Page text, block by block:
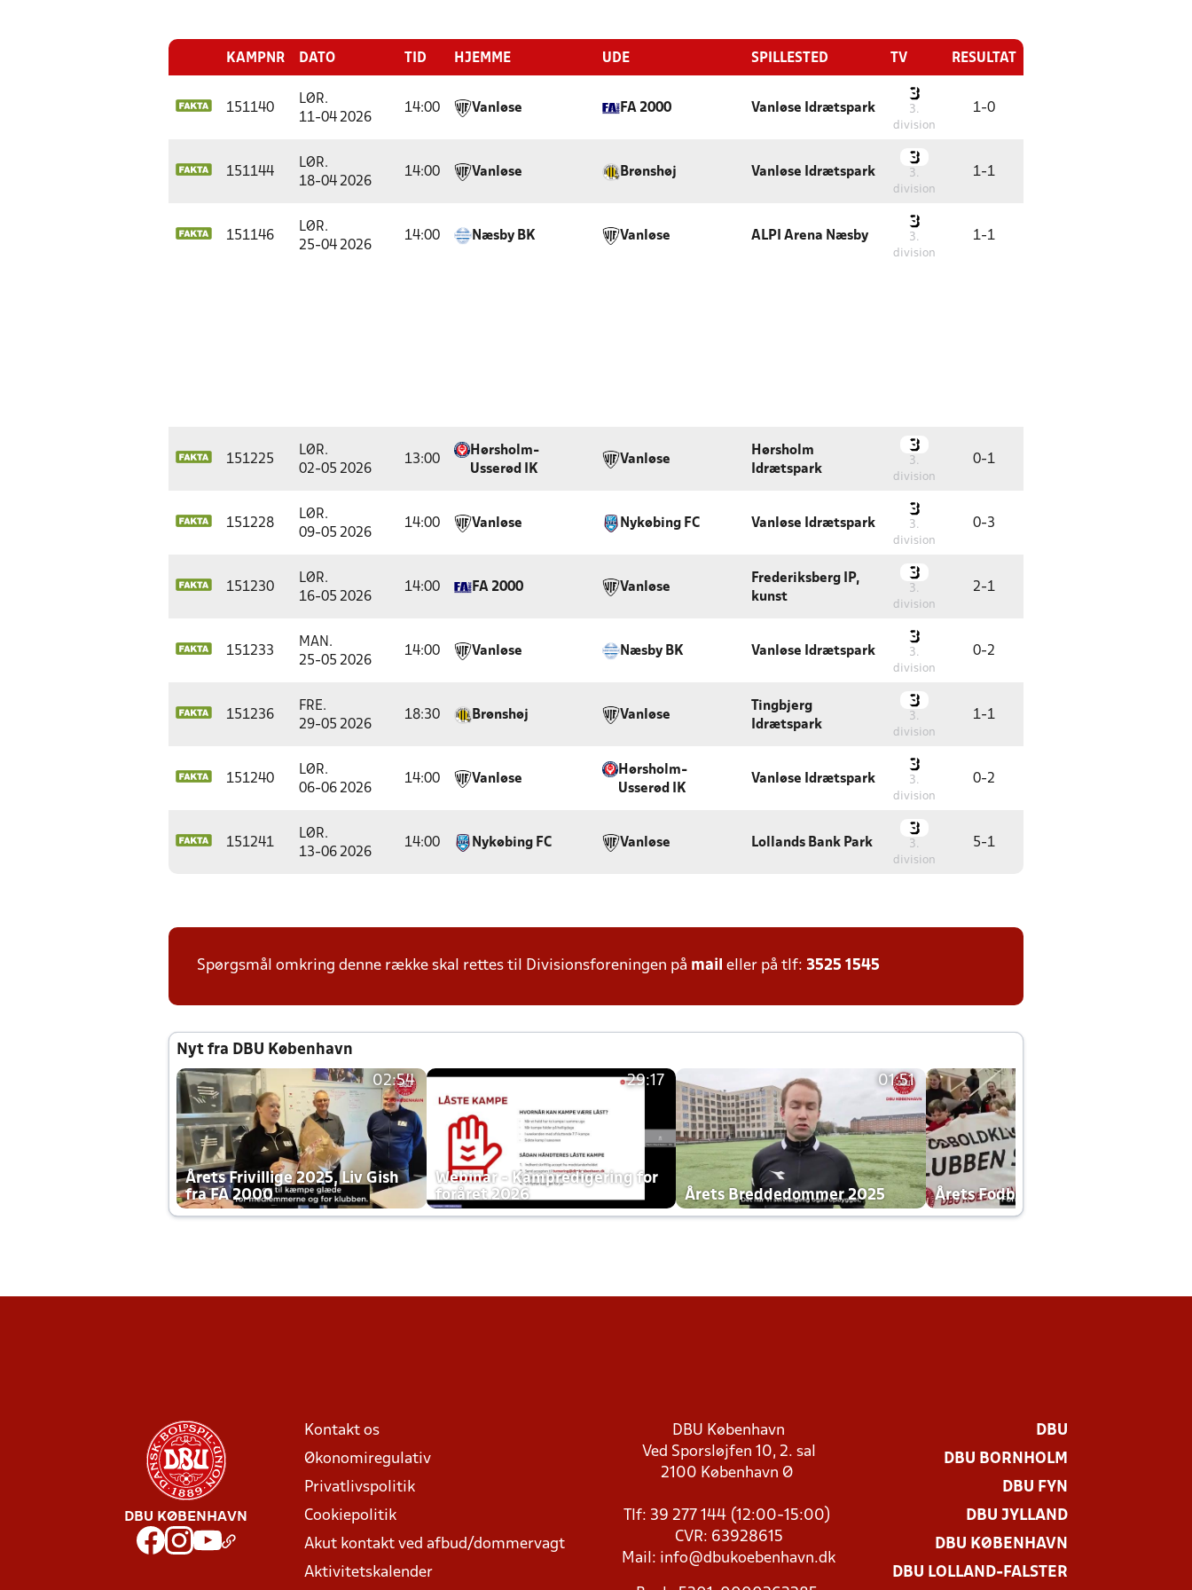
KAMPNR DATO TID HJEMME UDE SPILLESTED TV RESULTAT
151140
LØR.
11-04 2026
14:00 Vanløse FA 2000 Vanløse Idrætspark
3.
division
1-0
151144
LØR.
18-04 2026
14:00 Vanløse Brønshøj Vanløse Idrætspark
3.
division
1-1
151146
LØR.
25-04 2026
14:00 Næsby BK Vanløse ALPI Arena Næsby
3.
division
1-1
151225
LØR.
02-05 2026
13:00
Hørsholm-
Usserød IK
Vanløse
Hørsholm
Idrætspark
3.
division
0-1
151228
LØR.
09-05 2026
14:00 Vanløse Nykøbing FC Vanløse Idrætspark
3.
division
0-3
151230
LØR.
16-05 2026
14:00 FA 2000 Vanløse
Frederiksberg IP,
kunst
3.
division
2-1
151233
MAN.
25-05 2026
14:00 Vanløse Næsby BK Vanløse Idrætspark
3.
division
0-2
151236
FRE.
29-05 2026
18:30 Brønshøj Vanløse
Tingbjerg
Idrætspark
3.
division
1-1
151240
LØR.
06-06 2026
14:00 Vanløse
Hørsholm-
Usserød IK
Vanløse Idrætspark
3.
division
0-2
151241
LØR.
13-06 2026
14:00 Nykøbing FC Vanløse Lollands Bank Park
3.
division
5-1
Spørgsmål omkring denne række skal rettes til Divisionsforeningen på mail eller på tlf: 3525 1545
Nyt fra DBU København
02:54
Årets Frivillige 2025, Liv Gish
fra FA 2000
29:17
Webinar - Kampredigering for
foråret 2026
01:51
Årets Breddedommer 2025 Årets Fodboldklub 2025 mp4
DBU KØBENHAVN
Kontakt os
Økonomiregulativ
Privatlivspolitik
Cookiepolitik
Akut kontakt ved afbud/dommervagt
Aktivitetskalender
DBU København
Ved Sporsløjfen 10, 2. sal
2100 København Ø
Tlf: 39 277 144 (12:00-15:00)
CVR: 63928615
Mail: info@dbukoebenhavn.dk
DBU
DBU BORNHOLM
DBU FYN
DBU JYLLAND
DBU KØBENHAVN
DBU LOLLAND-FALSTER